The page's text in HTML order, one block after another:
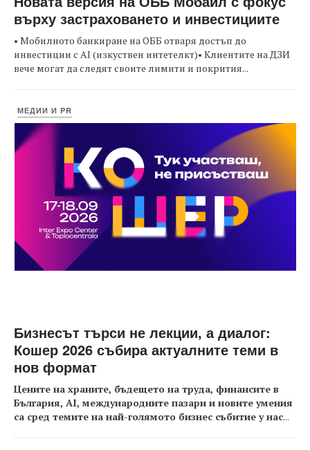
върху застраховането и инвестициите
• Мобилното банкиране на ОББ отваря достъп до
инвестиции с AI (изкуствен интетелкт)• Клиентите на ДЗИ
вече могат да следят своите лимити и покрития...
МЕДИИ И PR
Бизнесът търси не лекции, а диалог:
Кошер 2026 събира актуалните теми в
нов формат
Цените на храните, бъдещето на труда, финансите в
България, AI, международните пазари и новите умения
са сред темите на най-голямото бизнес събитие у нас...